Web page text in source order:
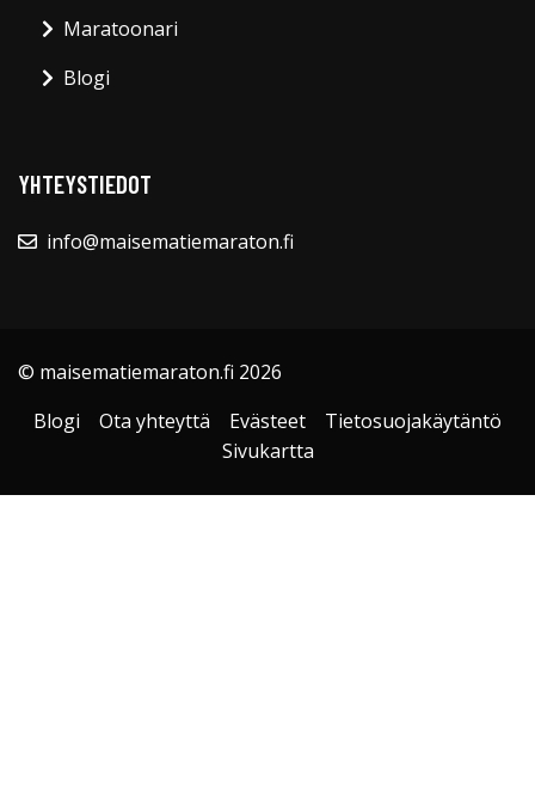
Maratoonari
Blogi
YHTEYSTIEDOT
info@maisematiemaraton.fi
© maisematiemaraton.fi 2026
Blogi
Ota yhteyttä Evästeet
Tietosuojakäytäntö
Sivukartta